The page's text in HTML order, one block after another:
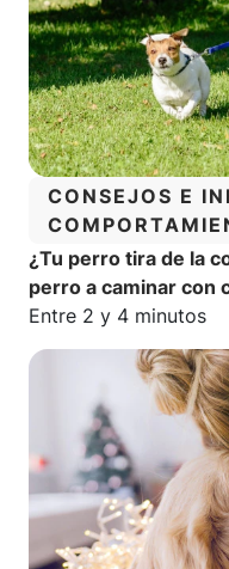
CATEGORÍA:
CONSEJOS E
¿Tu perro tira de la
perro a caminar con
Tiempo estimado de
Entre 2 y 4 minutos